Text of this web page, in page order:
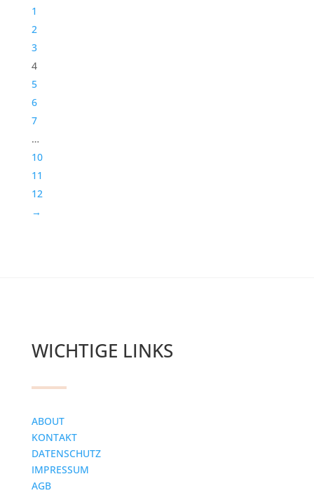
1
2
3
4
5
6
7
…
10
11
12
→
WICHTIGE LINKS
ABOUT
KONTAKT
DATENSCHUTZ
IMPRESSUM
AGB